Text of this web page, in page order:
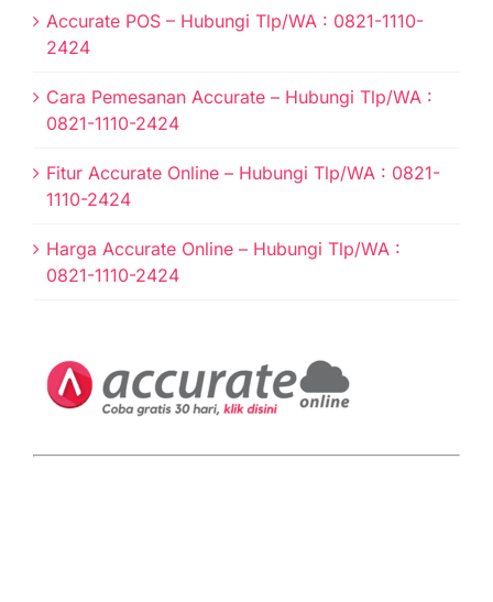
Accurate POS – Hubungi Tlp/WA : 0821-1110-
2424
Cara Pemesanan Accurate – Hubungi Tlp/WA :
0821-1110-2424
Fitur Accurate Online – Hubungi Tlp/WA : 0821-
1110-2424
Harga Accurate Online – Hubungi Tlp/WA :
0821-1110-2424